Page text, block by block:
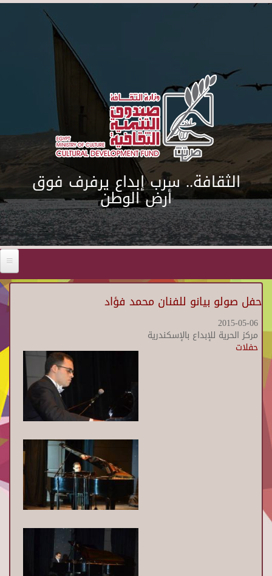
Skip to main content
الثقافة.. سرب إبداع يرفرف فوق
أرض الوطن
حفل صولو بيانو للفنان محمد فؤاد
2015-05-06
مركز الحرية للإبداع بالإسكندرية
حفلات